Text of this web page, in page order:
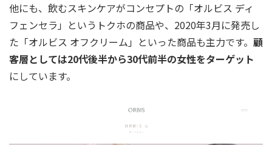
他にも、飲むスキンケアがコンセプトの「オルビス ディ
フェンセラ」 というトクホの商品や、2020年3月に発売し
た「オルビス オフクリーム 」といった商品も主力です。 顧
客層としては20代後半から30代前半の女性をターゲット
にしています。